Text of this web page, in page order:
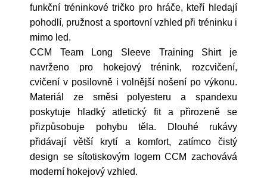
funkční tréninkové tričko pro hráče, kteří hledají
pohodlí, pružnost a sportovní vzhled při tréninku i
mimo led.
CCM Team Long Sleeve Training Shirt je
navrženo pro hokejový trénink, rozcvičení,
cvičení v posilovně i volnější nošení po výkonu.
Materiál ze směsi polyesteru a spandexu
poskytuje hladký atletický fit a přirozeně se
přizpůsobuje pohybu těla. Dlouhé rukávy
přidávají větší krytí a komfort, zatímco čistý
design se sítotiskovým logem CCM zachovává
moderní hokejový vzhled.